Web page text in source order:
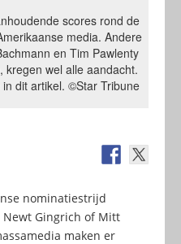
scores rond de
media. Andere
en Tim Pawlenty
kregen wel alle aandacht.
dit artikel. ©Star Tribune
nominatiestrijd
Gingrich of Mitt
maken er